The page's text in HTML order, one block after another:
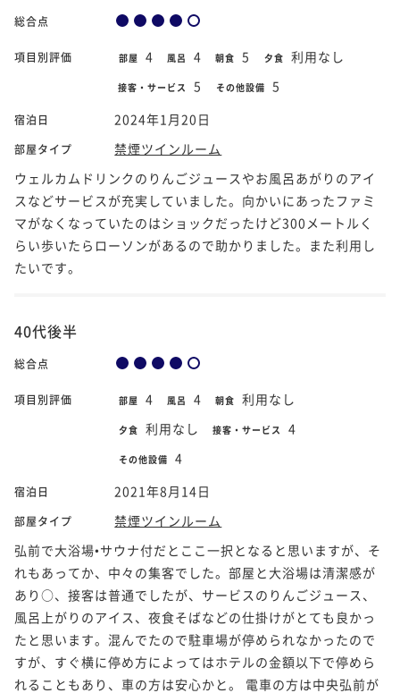
総合点
項目別評価 部屋 4 風呂 4 朝食 5 夕食 利用なし
接客・サービス 5 その他設備 5
宿泊日 2024年1月20日
部屋タイプ
禁煙ツインルーム
ウェルカムドリンクのりんごジュースやお風呂あがりのアイ
スなどサービスが充実していました。向かいにあったファミ
マがなくなっていたのはショックだったけど300メートルく
らい歩いたらローソンがあるので助かりました。また利用し
たいです。
40代後半
総合点
項目別評価 部屋 4 風呂 4 朝食 利用なし
夕食 利用なし 接客・サービス 4
その他設備 4
宿泊日 2021年8月14日
部屋タイプ
禁煙ツインルーム
弘前で大浴場•サウナ付だとここ一択となると思いますが、そ
れもあってか、中々の集客でした。部屋と大浴場は清潔感が
あり○、接客は普通でしたが、サービスのりんごジュース、
風呂上がりのアイス、夜食そばなどの仕掛けがとても良かっ
たと思います。混んでたので駐車場が停められなかったので
すが、すぐ横に停め方によってはホテルの金額以下で停めら
れることもあり、車の方は安心かと。 電車の方は中央弘前が